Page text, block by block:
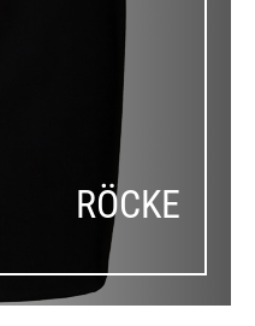
RÖCKE